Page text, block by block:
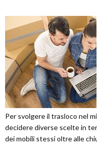
Per svolgere il trasloco nel
decidere diverse scelte in
dei mobili stessi oltre alle